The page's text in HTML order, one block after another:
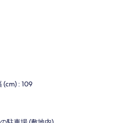
(cm) : 109